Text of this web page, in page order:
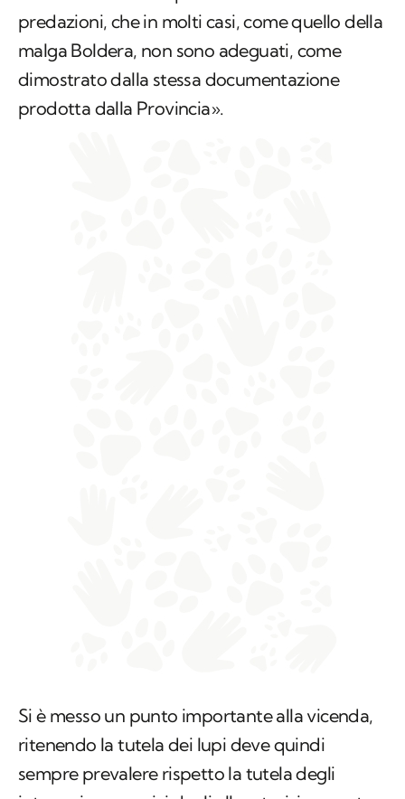
predazioni, che in molti casi, come quello della
malga Boldera, non sono adeguati, come
dimostrato dalla stessa documentazione
prodotta dalla Provincia».
Si è messo un punto importante alla vicenda,
ritenendo la tutela dei lupi deve quindi
sempre prevalere rispetto la tutela degli